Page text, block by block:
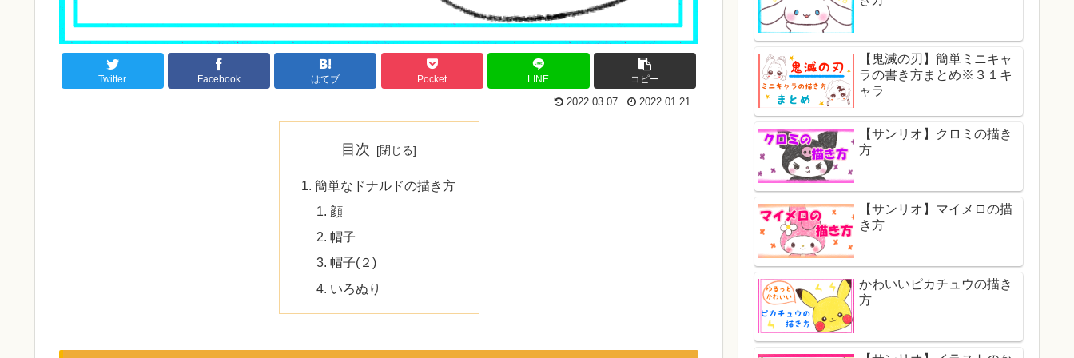
Twitter Facebook はてブ Pocket LINE コピー
2022.03.07 2022.01.21
目次
簡単なドナルドの描き方
顔
帽子
帽子(２)
いろぬり
【鬼滅の刃】簡単ミニキャ
ラの書き方まとめ※３１キ
ャラ
【サンリオ】クロミの描き
方
【サンリオ】マイメロの描
き方
かわいいピカチュウの描き
方